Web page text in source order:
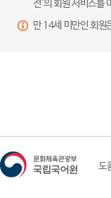
전’의 회원 서비스를
만 14세 미만인 회원
도